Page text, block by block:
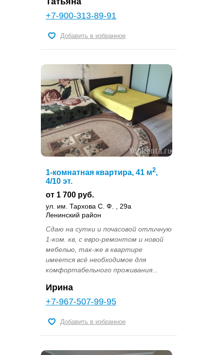
+7-900-313-89-91
Добавить в избранное
1-комнатная квартира, 41 м2,
4/10 эт.
от 1 700 руб.
ул. им. Тархова С. Ф. , 29а
Ленинский район
Сдаю на сутки и почасовой отличную
1-ком. кв, с евро-ремонтом и новой
мебелью, так-же в квартире
имеется всё необходимое для
комфортабельного проживания...
Ирина
+7-967-507-99-95
Добавить в избранное